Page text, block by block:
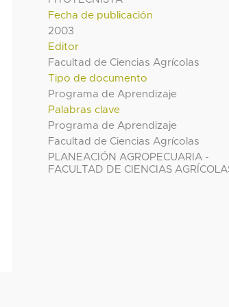
Fecha de publicación
2003
Editor
Facultad de Ciencias Agrícolas
Tipo de documento
Programa de Aprendizaje
Palabras clave
Programa de Aprendizaje
Facultad de Ciencias Agrícolas
PLANEACIÓN AGROPECUARIA -
FACULTAD DE CIENCIAS